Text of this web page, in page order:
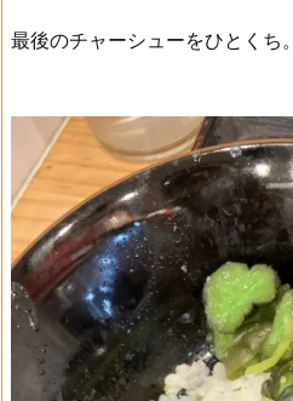
最後のチャーシューをひとくち。